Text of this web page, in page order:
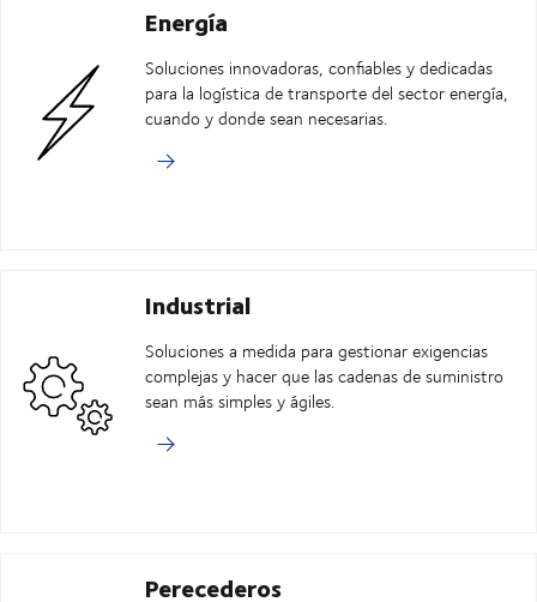
Energía
Soluciones innovadoras, confiables y dedicadas
para la logística de transporte del sector energía,
cuando y donde sean necesarias.
Industrial
Soluciones a medida para gestionar exigencias
complejas y hacer que las cadenas de suministro
sean más simples y ágiles.
Perecederos